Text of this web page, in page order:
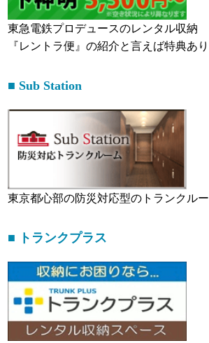
東急電鉄プロデュースのレンタル収納
『レントラ便』の紹介と言えば特典あり
■ Sub Station
東京都心部の防災対応型のトランクルー
■ トランクプラス